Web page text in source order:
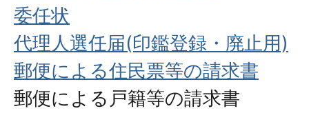
委任状
代理人選任届(印鑑登録・廃止用)
郵便による住民票等の請求書
郵便による戸籍等の請求書